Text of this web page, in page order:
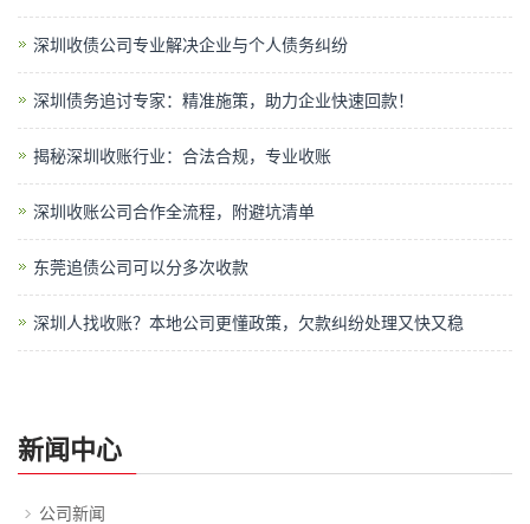
深圳收债公司专业解决企业与个人债务纠纷
深圳债务追讨专家：精准施策，助力企业快速回款！
揭秘深圳收账行业：合法合规，专业收账
深圳收账公司合作全流程，附避坑清单
东莞追债公司可以分多次收款
深圳人找收账？本地公司更懂政策，欠款纠纷处理又快又稳
新闻中心
公司新闻